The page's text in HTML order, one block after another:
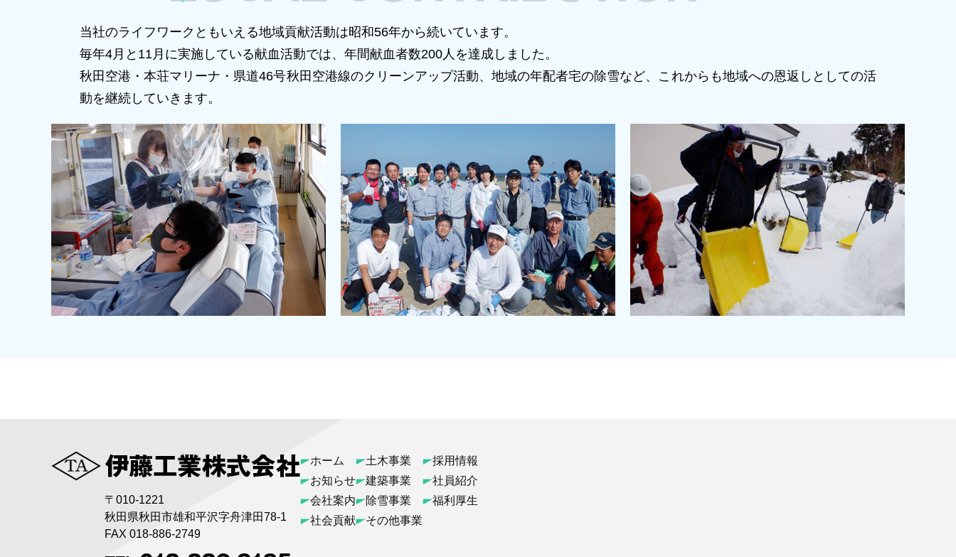
当社のライフワークともいえる地域貢献活動は昭和56年から続いています。
毎年4月と11月に実施している献血活動では、年間献血者数200人を達成しました。
秋田空港・本荘マリーナ・県道46号秋田空港線のクリーンアップ活動、地域の年配者宅の除雪など、これからも地域への恩返しとしての活
動を継続していきます。
〒010-1221
秋田県秋田市雄和平沢字舟津田78-1
FAX 018-886-2749
ホーム
お知らせ
会社案内
社会貢献
土木事業
建築事業
除雪事業
その他事業
採用情報
社員紹介
福利厚生